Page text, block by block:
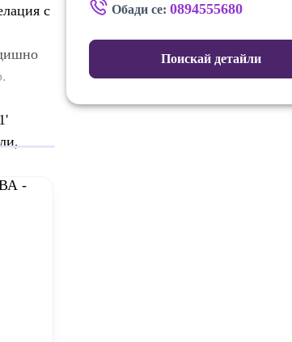
с
-
Обади се: 0894555680
Поискай детайли